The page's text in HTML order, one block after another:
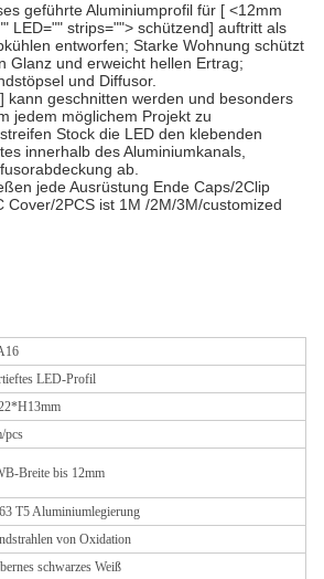
geführte Aluminiumprofil für [ <12mm
LED="" strips=""> schützend] auftritt als
entworfen; Starke Wohnung schützt
Glanz und erweicht hellen Ertrag;
und Diffusor.
kann geschnitten werden und besonders
jedem möglichem Projekt zu
Stock die LED den klebenden
innerhalb des Aluminiumkanals,
ab.
jede Ausrüstung Ende Caps/2Clip
Cover/2PCS ist 1M /2M/3M/customized
LED-Profil
pcs
Breite bis 12mm
T5 Aluminiumlegierung
von Oxidation
schwarzes Weiß